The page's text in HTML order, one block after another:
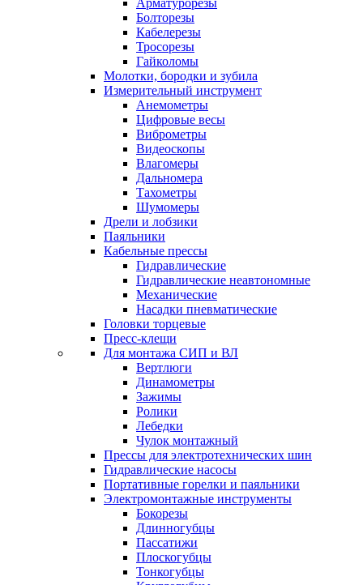
Арматурорезы
Болторезы
Кабелерезы
Тросорезы
Гайколомы
Молотки, бородки и зубила
Измерительный инструмент
Анемометры
Цифровые весы
Виброметры
Видеоскопы
Влагомеры
Дальномера
Тахометры
Шумомеры
Дрели и лобзики
Паяльники
Кабельные прессы
Гидравлические
Гидравлические неавтономные
Механические
Насадки пневматические
Головки торцевые
Пресс-клещи
Для монтажа СИП и ВЛ
Вертлюги
Динамометры
Зажимы
Ролики
Лебедки
Чулок монтажный
Прессы для электротехнических шин
Гидравлические насосы
Портативные горелки и паяльники
Электромонтажные инструменты
Бокорезы
Длинногубцы
Пассатижи
Плоскогубцы
Тонкогубцы